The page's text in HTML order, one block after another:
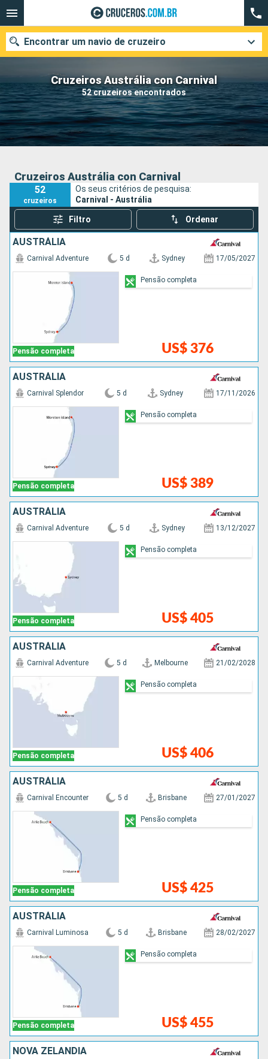
Cruzeiros Austrália con Carnival
52 cruzeiros encontrados
Encontrar um navio de cruzeiro
Quando ir?
Data de partida
Pesquisar
Cruzeiros Austrália con Carnival
52
cruzeiros
Os seus critérios de pesquisa:
Carnival - Austrália
Filtro Ordenar
AUSTRÁLIA
Pensão completa
Carnival Adventure 5 d Sydney 17/05/2027
US$ 376
Pensão completa
AUSTRÁLIA
Pensão completa
Carnival Splendor 5 d Sydney 17/11/2026
US$ 389
Pensão completa
AUSTRÁLIA
Pensão completa
Carnival Adventure 5 d Sydney 13/12/2027
US$ 405
Pensão completa
AUSTRÁLIA
Pensão completa
Carnival Adventure 5 d Melbourne 21/02/2028
US$ 406
Pensão completa
AUSTRÁLIA
Pensão completa
Carnival Encounter 5 d Brisbane 27/01/2027
US$ 425
Pensão completa
AUSTRÁLIA
Pensão completa
Carnival Luminosa 5 d Brisbane 28/02/2027
US$ 455
Pensão completa
NOVA ZELÂNDIA